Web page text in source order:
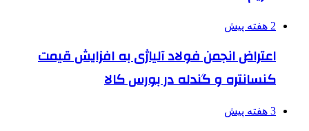
2 هفته پیش
اعتراض انجمن فولاد آلیاژی به افزایش قیمت
کنسانتره و گندله در بورس کالا
3 هفته پیش